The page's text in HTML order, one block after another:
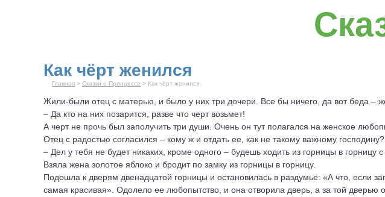
Как чёрт женился
Главная > Сказки о Принцессе > Как чёрт женился
Жили-были отец с матерью, и было у них три дочери. Все бы ничего, да вот беда –
– Да кто на них позарится, разве что черт возьмет!
А черт не прочь был заполучить три души. Очень он тут полагался на женское
Отец с радостью согласился – кому ж и отдать ее, как не такому важному
– Дел у тебя не будет никаких, кроме одного – будешь ходить из горницы в горницу
Взяла жена золотое яблоко и бродит по замку из горницы в горницу.
Подошла к дверям двенадцатой горницы и остановилась в раздумье: «А что, если
самая красивая». Одолело ее любопытство, и она отворила дверь, а за той